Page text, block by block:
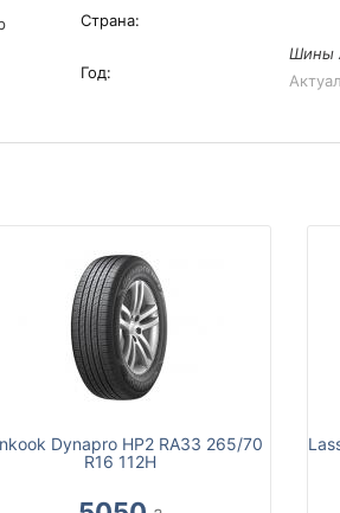
Страна:
Год:
Шины
Dynapro HP2 RA33 265/70
R16 112H